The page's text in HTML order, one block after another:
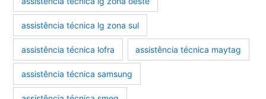
assistência técnica lg zona sul
assistência técnica lofra assistência técnica maytag
assistência técnica samsung